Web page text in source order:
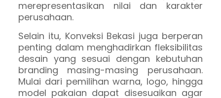
merepresentasikan nilai dan karakter
perusahaan.
Selain itu, Konveksi Bekasi juga berperan
penting dalam menghadirkan fleksibilitas
desain yang sesuai dengan kebutuhan
branding masing-masing perusahaan.
Mulai dari pemilihan warna, logo, hingga
model pakaian dapat disesuaikan agar